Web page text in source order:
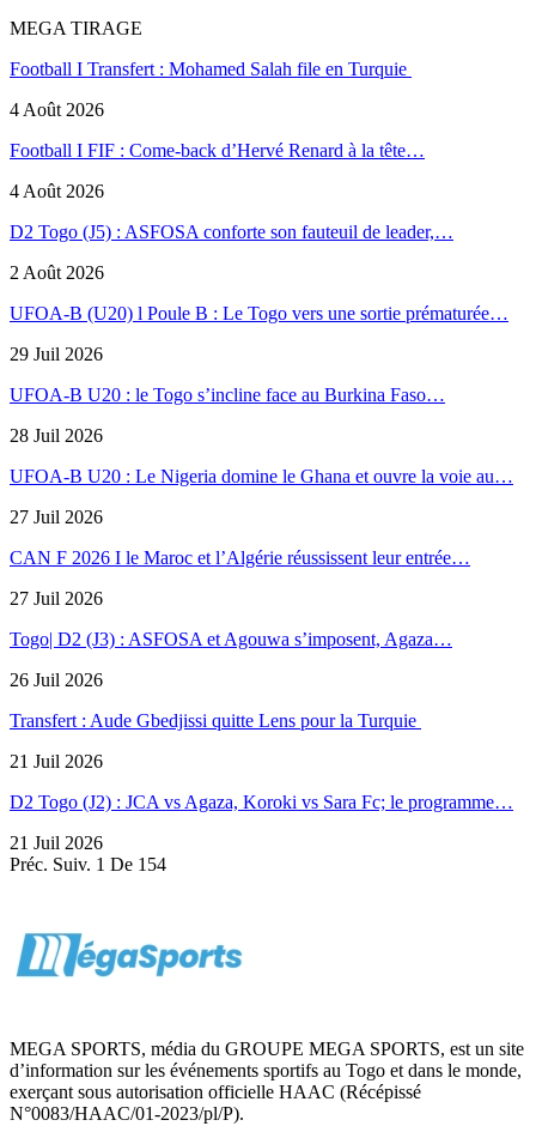
MEGA TIRAGE
Football I Transfert : Mohamed Salah file en Turquie
4 Août 2026
Football I FIF : Come-back d’Hervé Renard à la tête…
4 Août 2026
D2 Togo (J5) : ASFOSA conforte son fauteuil de leader,…
2 Août 2026
UFOA-B (U20) l Poule B : Le Togo vers une sortie prématurée…
29 Juil 2026
UFOA-B U20 : le Togo s’incline face au Burkina Faso…
28 Juil 2026
UFOA-B U20 : Le Nigeria domine le Ghana et ouvre la voie au…
27 Juil 2026
CAN F 2026 I le Maroc et l’Algérie réussissent leur entrée…
27 Juil 2026
Togo| D2 (J3) : ASFOSA et Agouwa s’imposent, Agaza…
26 Juil 2026
Transfert : Aude Gbedjissi quitte Lens pour la Turquie
21 Juil 2026
D2 Togo (J2) : JCA vs Agaza, Koroki vs Sara Fc; le programme…
21 Juil 2026
Préc. Suiv. 1 De 154
MEGA SPORTS, média du GROUPE MEGA SPORTS, est un site
d’information sur les événements sportifs au Togo et dans le monde,
exerçant sous autorisation officielle HAAC (Récépissé
N°0083/HAAC/01-2023/pl/P).